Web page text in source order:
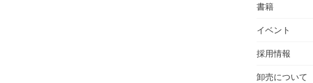
書籍
イベント
採用情報
卸売について